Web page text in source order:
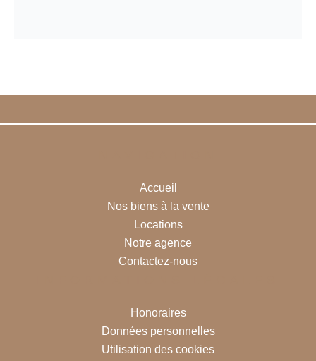
Accueil
Nos biens à la vente
Locations
Notre agence
Contactez-nous
Honoraires
Données personnelles
Utilisation des cookies